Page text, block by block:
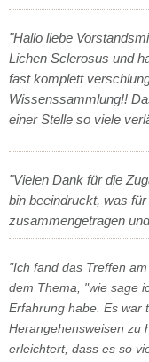
"Hallo liebe
Lichen Sclerosus und
fast komplett
Wissenssammlung!!
einer Stelle so viele
"Vielen Dank für die
bin beeindruckt, was
zusammengetragen
"Ich fand das Treffen
dem Thema, "wie sage
Erfahrung habe. Es war
Herangehensweisen zu
erleichtert, dass es so